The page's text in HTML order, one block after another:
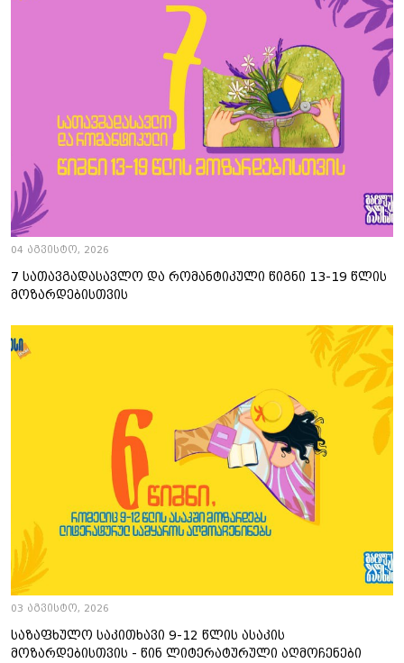
04 აგვისტო, 2026
7 სათავგადასავლო და რომანტიკული წიგნი 13-19 წლის
მოზარდებისთვის
03 აგვისტო, 2026
საზაფხულო საკითხავი 9-12 წლის ასაკის
მოზარდებისთვის - წინ ლიტერატურული აღმოჩენები